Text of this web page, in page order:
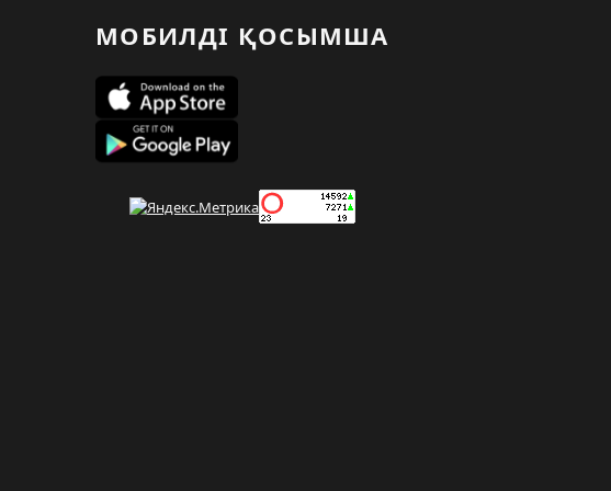
МОБИЛДІ ҚОСЫМША